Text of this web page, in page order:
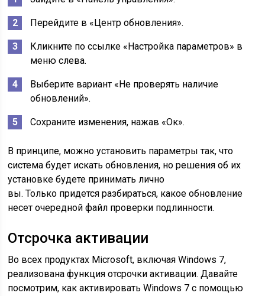
Перейдите в «Центр обновления».
Кликните по ссылке «Настройка параметров» в
меню слева.
Выберите вариант «Не проверять наличие
обновлений».
Сохраните изменения, нажав «Ок».
В принципе, можно установить параметры так, что
система будет искать обновления, но решения об их
установке будете принимать лично
вы. Только придется разбираться, какое обновление
несет очередной файл проверки подлинности.
Отсрочка активации
Во всех продуктах Microsoft, включая Windows 7,
реализована функция отсрочки активации. Давайте
посмотрим, как активировать Windows 7 с помощью